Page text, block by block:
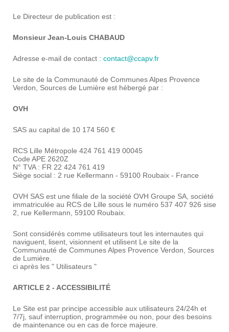
Le Directeur de publication est :
Monsieur Jean-Louis CHABAUD
Adresse e-mail de contact : contact@ccapv.fr
Le site de la Communauté de Communes Alpes Provence
Verdon, Sources de Lumière est hébergé par :
OVH
SAS au capital de 10 174 560 €
RCS Lille Métropole 424 761 419 00045
Code APE 2620Z
N° TVA : FR 22 424 761 419
Siège social : 2 rue Kellermann - 59100 Roubaix - France
OVH SAS est une filiale de la société OVH Groupe SA, société
immatriculée au RCS de Lille sous le numéro 537 407 926 sise
2, rue Kellermann, 59100 Roubaix.
Sont considérés comme utilisateurs tout les internautes qui
naviguent, lisent, visionnent et utilisent Le site de la
Communauté de Communes Alpes Provence Verdon, Sources
de Lumière.
ci après les " Utilisateurs "
ARTICLE 2 - ACCESSIBILITÉ
Le Site est par principe accessible aux utilisateurs 24/24h et
7/7j, sauf interruption, programmée ou non, pour des besoins
de maintenance ou en cas de force majeure.